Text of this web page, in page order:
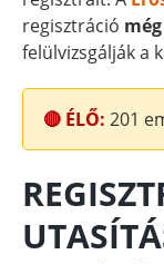
regisztráció
felülvizsgálják a
🔴 ÉLŐ: 201